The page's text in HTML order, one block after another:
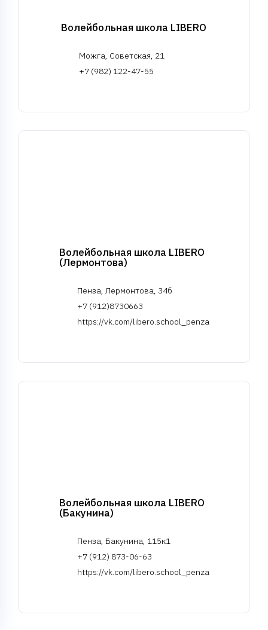
Волейбольная школа LIBERO
Можга, Советская, 21
+7 (982) 122-47-55
Волейбольная школа LIBERO
(Лермонтова)
Пенза, Лермонтова, 34б
+7 (912)8730663
https://vk.com/libero.school_penza
Волейбольная школа LIBERO
(Бакунина)
Пенза, Бакунина, 115к1
+7 (912) 873-06-63
https://vk.com/libero.school_penza